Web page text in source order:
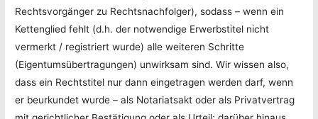
Rechtsvorgänger zu Rechtsnachfolger), sodass – wenn ein
Kettenglied fehlt (d.h. der notwendige Erwerbstitel nicht
vermerkt / registriert wurde) alle weiteren Schritte
(Eigentumsübertragungen) unwirksam sind. Wir wissen also,
dass ein Rechtstitel nur dann eingetragen werden darf, wenn
er beurkundet wurde – als Notariatsakt oder als Privatvertrag